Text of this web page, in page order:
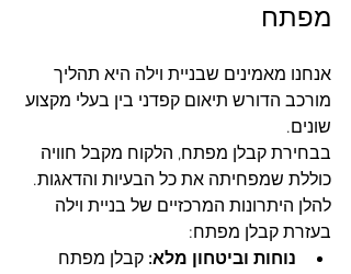
מפתח
אנחנו מאמינים שבניית וילה היא תהליך
מורכב הדורש תיאום קפדני בין בעלי מקצוע
שונים.
בבחירת קבלן מפתח, הלקוח מקבל חוויה
כוללת שמפחיתה את כל הבעיות והדאגות.
להלן היתרונות המרכזיים של בניית וילה
בעזרת קבלן מפתח:
נוחות וביטחון מלא: קבלן מפתח